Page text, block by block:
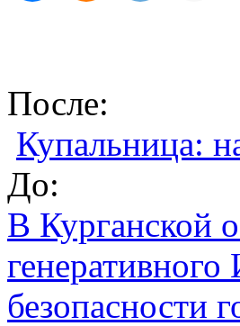
После:
Купальница:
До:
В Курганской
безопасности